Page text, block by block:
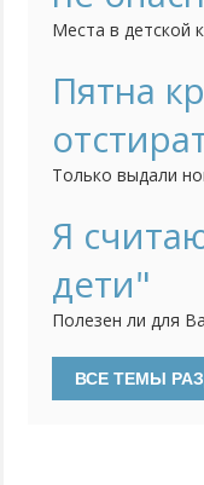
Места в детской
должна быть
безопасна. Кому
Пятна
Только выдали
Я
дети"
Полезен ли для
улучшить на нём
высказывайтесь